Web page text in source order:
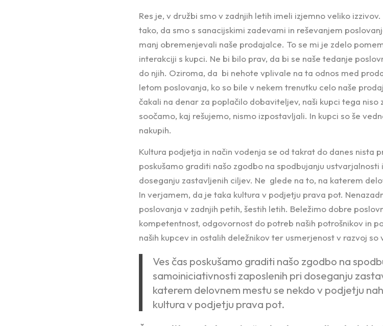
Res je, v družbi smo v zadnjih letih imeli izjemno veliko
tako, da smo s sanacijskimi zadevami in reševanjem
manj obremenjevali naše prodajalce. To se mi je zdelo
interakciji s kupci. Ne bi bilo prav, da bi se naše tedanje
do njih. Oziroma, da bi nehote vplivale na ta odnos med
letom poslovanja, ko so bile v nekem trenutku celo naše
čakali na denar za poplačilo dobaviteljev, naši kupci tega niso
soočamo, kaj rešujemo, nismo izpostavljali. In kupci so še
nakupih.
Kultura podjetja in način vodenja se od takrat do danes nista
poskušamo graditi našo zgodbo na spodbujanju
doseganju zastavljenih ciljev. Ne glede na to, na katerem
In verjamem, da je taka kultura v podjetju prava pot.
poslovanja v zadnjih petih, šestih letih. Beležimo dobre
kompetentnost, odgovornost do potreb naših potrošnikov in
naših kupcev in ostalih deležnikov ter usmerjenost v razvoj
Ves čas poskušamo graditi našo zgodbo na
samoiniciativnosti zaposlenih pri doseganju
katerem delovnem mestu se nekdo v podjetju
kultura v podjetju prava pot.